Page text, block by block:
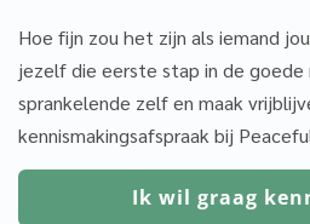
Hoe fijn zou het zijn als iemand
jezelf die eerste stap in de goede
sprankelende zelf en maak
kennismakingsafspraak bij
Ik wil graag